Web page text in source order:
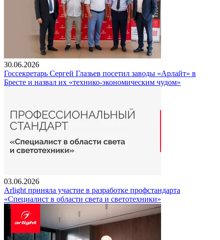
30.06.2026
Госсекретарь Сергей Глазьев посетил заводы «Арлайт» в
Бресте и назвал их «технико-экономическим чудом»
03.06.2026
Arlight приняла участие в разработке профстандарта
«Специалист в области света и светотехники»